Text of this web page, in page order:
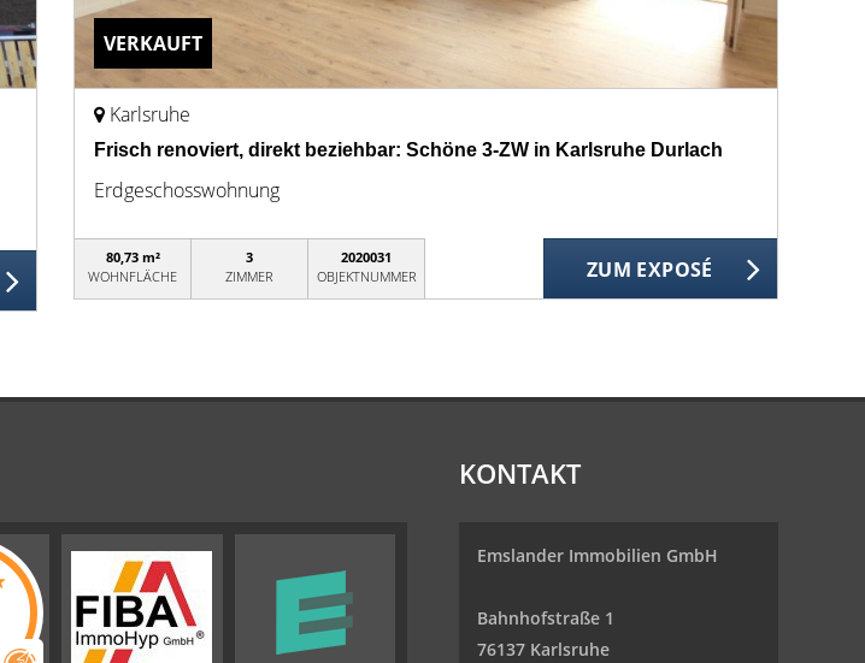
VERKAUFT
Karlsruhe
Frisch renoviert, direkt beziehbar: Schöne 3-ZW in Karlsruhe Durlach
Erdgeschosswohnung
80,73 m²
WOHNFLÄCHE
3
ZIMMER
2020031
OBJEKTNUMMER
ZUM EXPOSÉ
KONTAKT
Emslander Immobilien GmbH
Bahnhofstraße 1
76137 Karlsruhe